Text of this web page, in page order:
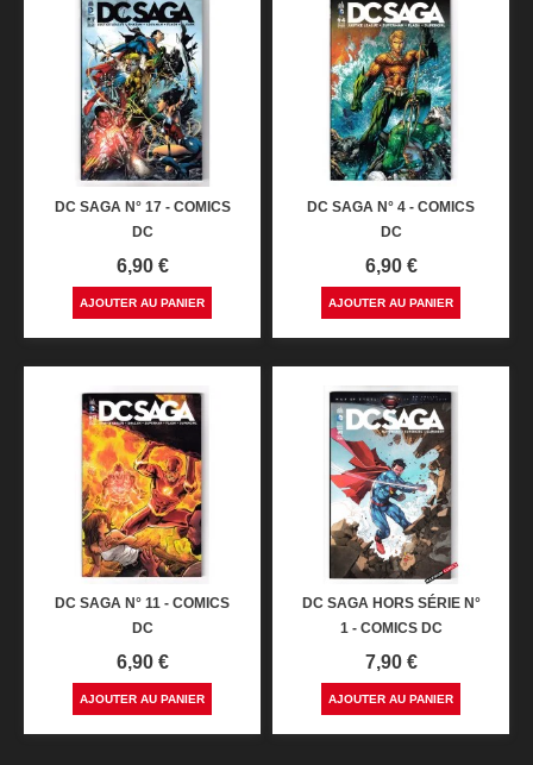
DC SAGA N° 17 - COMICS
DC
Prix
6,90 €
AJOUTER AU PANIER
DC SAGA N° 4 - COMICS
DC
Prix
6,90 €
AJOUTER AU PANIER
DC SAGA N° 11 - COMICS
DC
Prix
6,90 €
AJOUTER AU PANIER
DC SAGA HORS SÉRIE N°
1 - COMICS DC
Prix
7,90 €
AJOUTER AU PANIER